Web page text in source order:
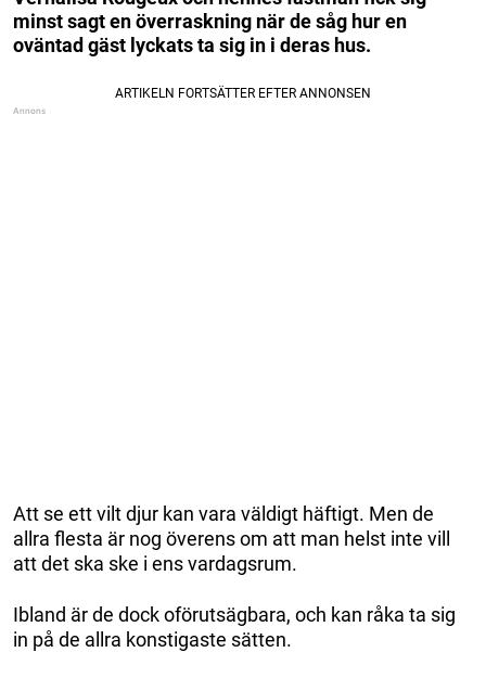
minst sagt en överraskning när de såg hur en
oväntad gäst lyckats ta sig in i deras hus.
Att se ett vilt djur kan vara väldigt häftigt. Men de
allra flesta är nog överens om att man helst inte vill
att det ska ske i ens vardagsrum.
Ibland är de dock oförutsägbara, och kan råka ta sig
in på de allra konstigaste sätten.